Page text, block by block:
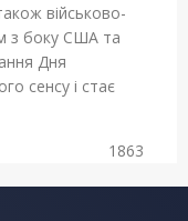
військово-
з боку США та
Дня
сенсу і стає
1863